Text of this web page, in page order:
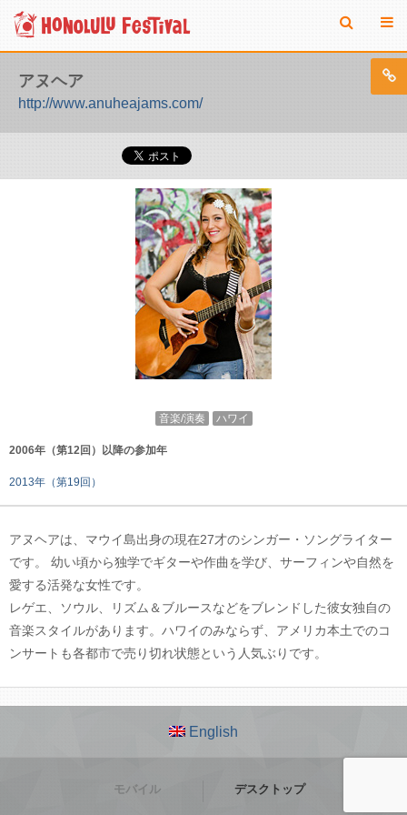
アヌヘア
http://www.anuheajams.com/
音楽/演奏 ハワイ
2006年（第12回）以降の参加年
2013年（第19回）
アヌヘアは、マウイ島出身の現在27才のシンガー・ソングライター
です。 幼い頃から独学でギターや作曲を学び、サーフィンや自然を
愛する活発な女性です。
レゲエ、ソウル、リズム＆ブルースなどをブレンドした彼女独自の
音楽スタイルがあります。ハワイのみならず、アメリカ本土でのコ
ンサートも各都市で売り切れ状態という人気ぶりです。
English
モバイル デスクトップ